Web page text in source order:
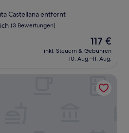
Castellana entfernt
(3 Bewertungen)
Der
Preis
beträgt
117 €
inkl. Steuern & Gebühren
10. Aug.–11. Aug.